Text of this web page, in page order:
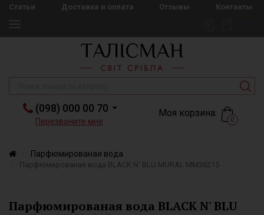
Статьи Доставка и оплата Отзывы Контакты
(098) 000 00 70
Перезвоните мне
Моя корзина:
0
Парфюмированая вода
Парфюмированая вода BLACK N' BLU MURAL ММ36215
Парфюмированая вода BLACK N' BLU